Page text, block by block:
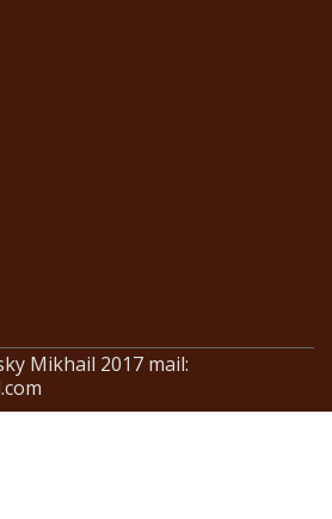
Mikhail 2017 mail: